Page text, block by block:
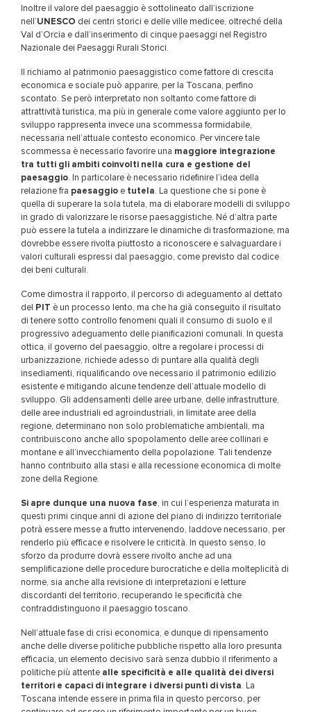
Inoltre il valore del paesaggio è sottolineato dall’iscrizione
nell’UNESCO dei centri storici e delle ville medicee, oltreché della
Val d’Orcia e dall’inserimento di cinque paesaggi nel Registro
Nazionale dei Paesaggi Rurali Storici.
Il richiamo al patrimonio paesaggistico come fattore di crescita
economica e sociale può apparire, per la Toscana, perfino
scontato. Se però interpretato non soltanto come fattore di
attrattività turistica, ma più in generale come valore aggiunto per lo
sviluppo rappresenta invece una scommessa formidabile,
necessaria nell’attuale contesto economico. Per vincere tale
scommessa è necessario favorire una maggiore integrazione
tra tutti gli ambiti coinvolti nella cura e gestione del
paesaggio. In particolare è necessario ridefinire l’idea della
relazione fra paesaggio e tutela. La questione che si pone è
quella di superare la sola tutela, ma di elaborare modelli di sviluppo
in grado di valorizzare le risorse paesaggistiche. Né d’altra parte
può essere la tutela a indirizzare le dinamiche di trasformazione, ma
dovrebbe essere rivolta piuttosto a riconoscere e salvaguardare i
valori culturali espressi dal paesaggio, come previsto dal codice
dei beni culturali.
Come dimostra il rapporto, il percorso di adeguamento al dettato
del
PIT è un processo lento, ma che ha già conseguito il risultato
di tenere sotto controllo fenomeni quali il consumo di suolo e il
progressivo adeguamento delle pianificazioni comunali. In questa
ottica, il governo del paesaggio, oltre a regolare i processi di
urbanizzazione, richiede adesso di puntare alla qualità degli
insediamenti, riqualificando ove necessario il patrimonio edilizio
esistente e mitigando alcune tendenze dell’attuale modello di
sviluppo. Gli addensamenti delle aree urbane, delle infrastrutture,
delle aree industriali ed agroindustriali, in limitate aree della
regione, determinano non solo problematiche ambientali, ma
contribuiscono anche allo spopolamento delle aree collinari e
montane e all’invecchiamento della popolazione. Tali tendenze
hanno contribuito alla stasi e alla recessione economica di molte
zone della Regione.
Si apre dunque una nuova fase, in cui l’esperienza maturata in
questi primi cinque anni di azione del piano di indirizzo territoriale
potrà essere messe a frutto intervenendo, laddove necessario, per
renderlo più efficace e risolvere le criticità. In questo senso, lo
sforzo da produrre dovrà essere rivolto anche ad una
semplificazione delle procedure burocratiche e della molteplicità di
norme, sia anche alla revisione di interpretazioni e letture
discordanti del territorio, recuperando le specificità che
contraddistinguono il paesaggio toscano.
Nell’attuale fase di crisi economica, e dunque di ripensamento
anche delle diverse politiche pubbliche rispetto alla loro presunta
efficacia, un elemento decisivo sarà senza dubbio il riferimento a
politiche più attente alle specificità e alle qualità dei diversi
territori e capaci di integrare i diversi punti di vista. La
Toscana intende essere in prima fila in questo percorso, per